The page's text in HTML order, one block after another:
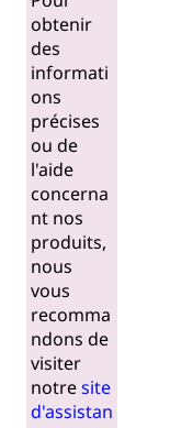
obtenir
des
informati
ons
précises
ou de
l'aide
concerna
nt nos
produits,
nous
vous
recomma
ndons de
visiter
notresite
d'assistan